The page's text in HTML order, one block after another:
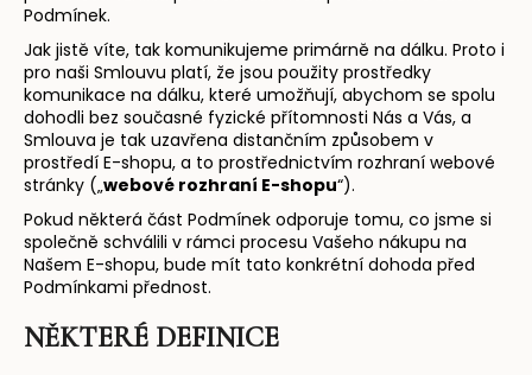
Podmínek.
Jak jistě víte, tak komunikujeme primárně na dálku. Proto i
pro naši Smlouvu platí, že jsou použity prostředky
komunikace na dálku, které umožňují, abychom se spolu
dohodli bez současné fyzické přítomnosti Nás a Vás, a
Smlouva je tak uzavřena distančním způsobem v
prostředí E-shopu, a to prostřednictvím rozhraní webové
stránky („webové rozhraní E-shopu“).
Pokud některá část Podmínek odporuje tomu, co jsme si
společně schválili v rámci procesu Vašeho nákupu na
Našem E-shopu, bude mít tato konkrétní dohoda před
Podmínkami přednost.
NĚKTERÉ DEFINICE
HLEDAT
D
o
p
o
u